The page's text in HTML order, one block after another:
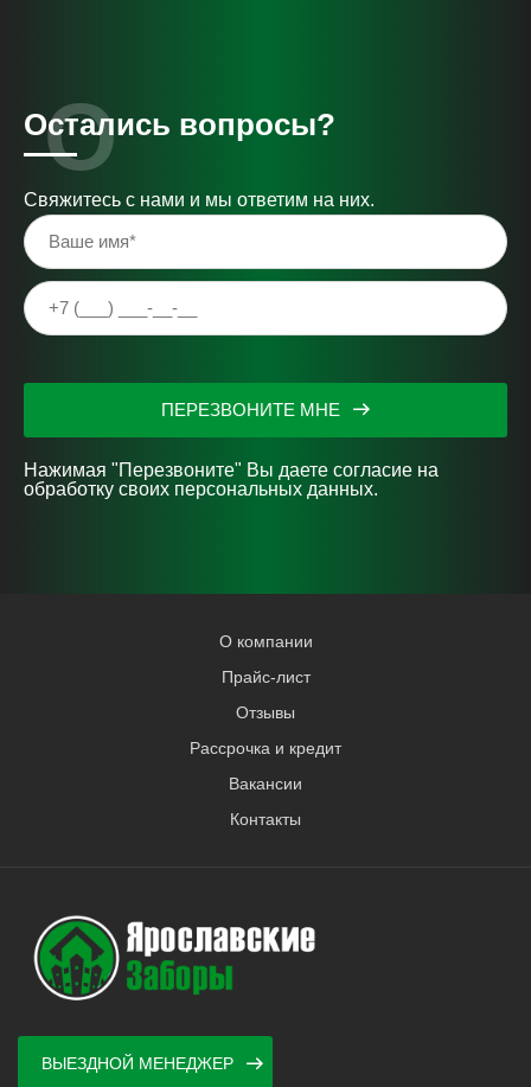
Остались вопросы?
Свяжитесь с нами и мы ответим на них.
ПЕРЕЗВОНИТЕ МНЕ
Нажимая "Перезвоните" Вы даете согласие на
обработку своих персональных данных.
О компании
Прайс-лист
Отзывы
Рассрочка и кредит
Вакансии
Контакты
ВЫЕЗДНОЙ МЕНЕДЖЕР